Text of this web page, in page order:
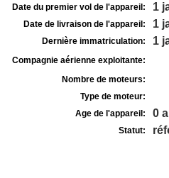
Date du premier vol de l'appareil: 1
Date de livraison de l'appareil: 1
Dernière immatriculation: 1
Compagnie aérienne exploitante:
Nombre de moteurs:
Type de moteur:
Age de l'appareil:
0
Statut: